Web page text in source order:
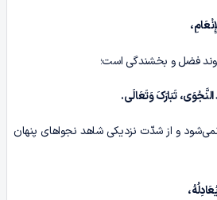
فضل و بخشندگی است؛
تَبَارَکَ وَتَعَالَى.
و از شدّت نزدیکی شاهد نجواهای پنهان